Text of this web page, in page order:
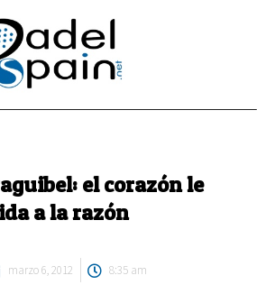
el corazón le
a la razón
marzo 6, 2012 8:35 am